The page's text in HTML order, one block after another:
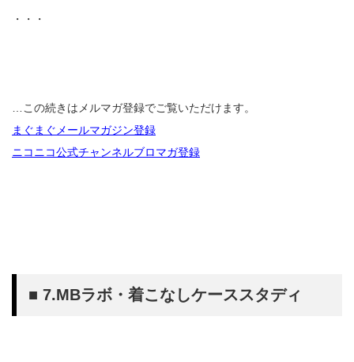
・・・
…この続きはメルマガ登録でご覧いただけます。
まぐまぐメールマガジン登録
ニコニコ公式チャンネルブロマガ登録
■ 7.MBラボ・着こなしケーススタディ